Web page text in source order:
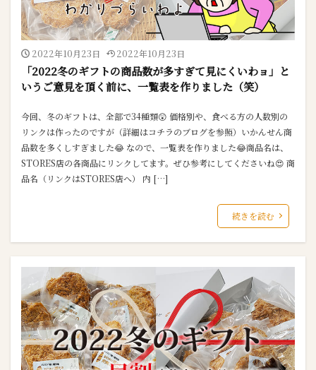
2022年10月23日 2022年10月23日
「2022冬のギフトの商品数が多すぎて見にくいわョ」と
いうご意見を頂く前に、一覧表を作りました（笑）
今回、冬のギフトは、全部で34種類😲 価格別や、食べる方の人数別の
リンクは作ったのですが（詳細はコチラのブログを参照）いかんせん商
品数を多くしすぎました😂 なので、一覧表を作りました😂商品名は、
STORES店の各商品にリンクしてます。ぜひ参考にしてくださいね😍 商
品名（リンクはSTORES店へ） 内 […]
続きを読む